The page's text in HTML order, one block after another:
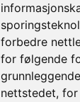
forbedre
for følgende
nettstedet, for
907 76
948 80
Følg oss på